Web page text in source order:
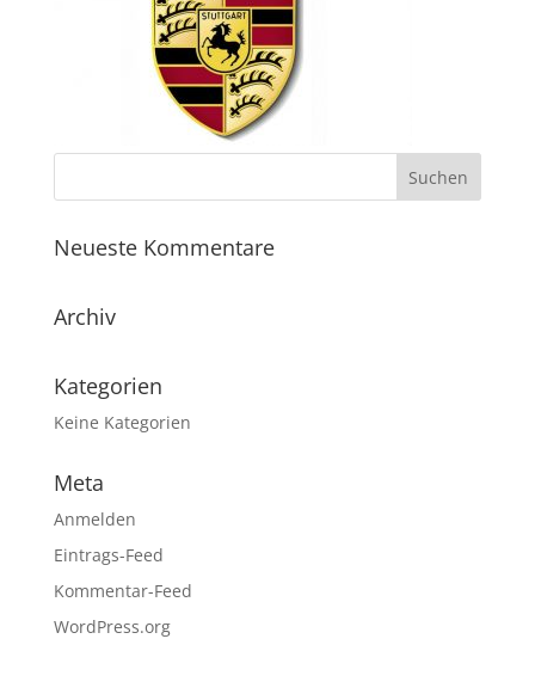
Neueste Kommentare
Archiv
Kategorien
Keine Kategorien
Meta
Anmelden
Eintrags-Feed
Kommentar-Feed
WordPress.org